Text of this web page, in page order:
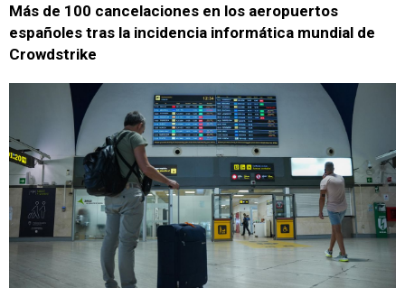
Más de 100 cancelaciones en los aeropuertos
españoles tras la incidencia informática mundial de
Crowdstrike